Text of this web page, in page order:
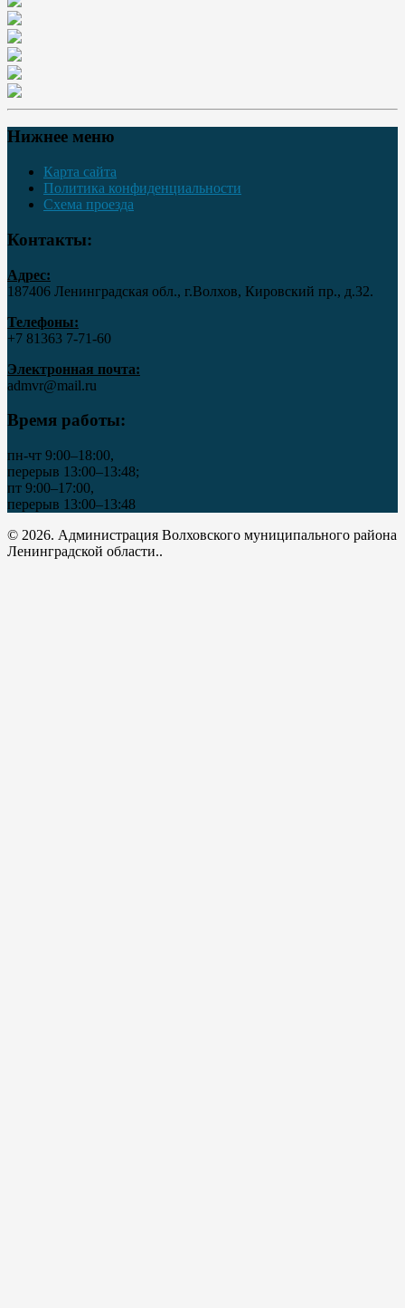
Нижнее меню
Карта сайта
Политика конфиденциальности
Схема проезда
Контакты:
Адрес:
187406 Ленинградская обл., г.Волхов, Кировский пр., д.32.
Телефоны:
+7 81363 7‑71-60
Электронная почта:
admvr@mail.ru
Время работы:
пн-чт 9:00–18:00,
перерыв 13:00–13:48;
пт 9:00–17:00,
перерыв 13:00–13:48
© 2026. Администрация Волховского муниципального района
Ленинградской области..